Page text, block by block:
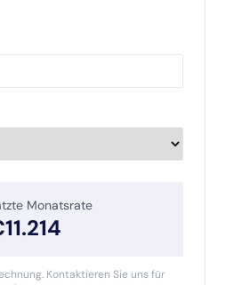
Monatsrate
11.214
Kontaktieren Sie uns für